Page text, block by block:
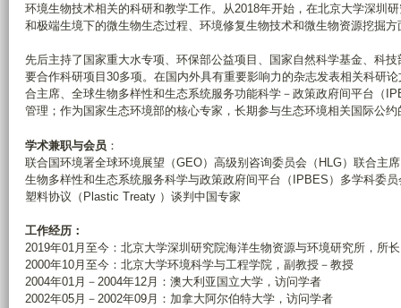
环境生物技术相关的科研和教学工作。从2018年开始，在北京大学深圳
和极端生境下的微生物生态过程、环境修复生物技术和微生物资源挖掘
先后主持了国家重大水专项、环保部公益项目、国家自然科学基金、科
要合作科研项目30多项。在国内外具有重要影响力的杂志发表相关科研
合主席、全球生物多样性和生态系统服务功能科学－政策政府间平台（
管理；作为国家生态环境部的核心专家，长期参与生态环境相关国际公
学术兼职与会员 ：
联合国环境署全球环境展望（GEO）高级别咨询委员会（HLG）联合主
生物多样性和生态系统服务科学与政策政府间平台（IPBES）多学科委
塑料协议（Plastic Treaty ）谈判中国专家
工作经历：
2019年01月至今：北京大学深圳研究院海洋生物资源与环境研究所，所长
2000年10月至今：北京大学环境科学与工程学院，副教授－教授
2004年01月－2004年12月：澳大利亚国立大学，访问学者
2002年05月－2002年09月：加拿大阿尔伯特大学，访问学者